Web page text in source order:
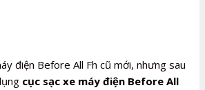
điện Before All Fh cũ mới, nhưng sau
cục sạc xe máy điện Before All